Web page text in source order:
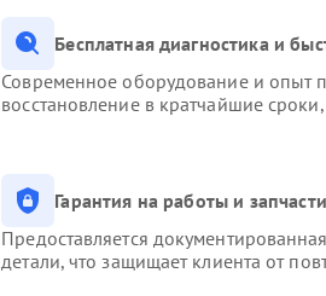
Бесплатная диагностика и
Современное оборудование и опыт
восстановление в кратчайшие
Гарантия на работы и запчасти
Предоставляется
детали, что защищает клиента от